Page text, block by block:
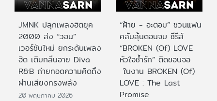
JMNK ปลุกเพลงฮิตยุค
2000 ส่ง “วอน”
เวอร์ชันใหม่ ยกระดับเพลง
ฮิต เติมกลิ่นอาย Diva
R&B ถ่ายทอดความคิดถึง
ผ่านเสียงทรงพลัง
20 พฤษภาคม 2026
“ฝ้าย - อะตอม” ชวนแฟน
คลับลุ้นตอนจบ ซีรีส์
“BROKEN (Of) LOVE
หัวใจช้ำรัก” ติดขอบจอ
ในงาน BROKEN (Of)
LOVE : The Last
Promise